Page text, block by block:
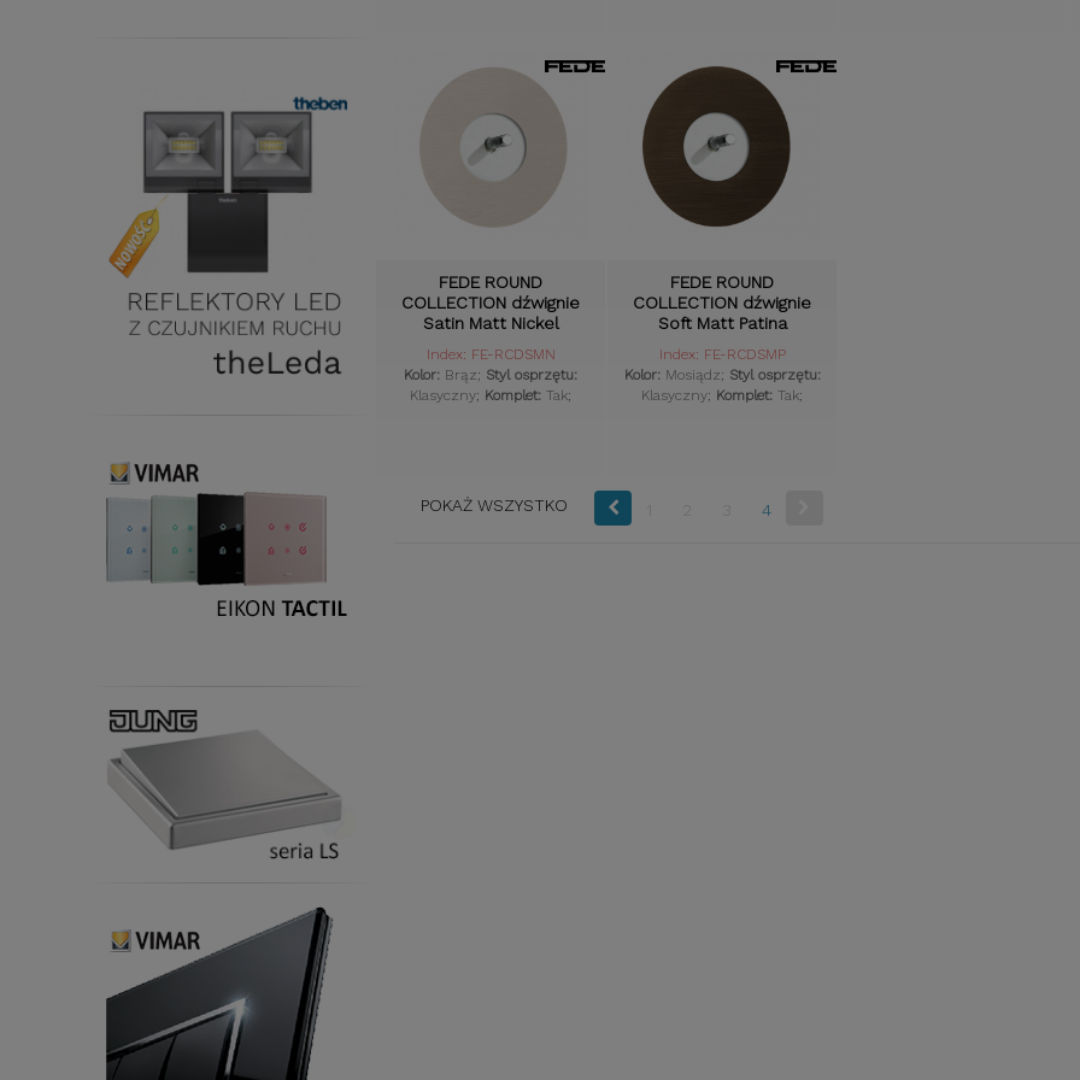
FEDE ROUND
COLLECTION dźwignie
Satin Matt Nickel
Index: FE-RCDSMN
Kolor: Brąz; Styl osprzętu:
Klasyczny; Komplet: Tak;
FEDE ROUND
COLLECTION dźwignie
Soft Matt Patina
Index: FE-RCDSMP
Kolor: Mosiądz; Styl osprzętu:
Klasyczny; Komplet: Tak;
POKAŻ WSZYSTKO 4